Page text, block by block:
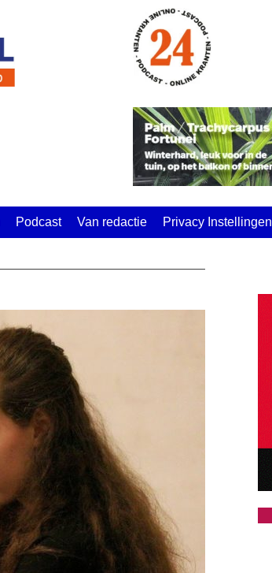
Podcast Van redactie Privacy Instellingen